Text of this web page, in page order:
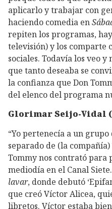
aplicarlo y trabajar con
haciendo comedia en
repiten los programas,
televisión) y los comparte
sociales. Todavía los veo
que tanto deseaba se
la confianza que Don
del elenco del programa
Glorimar Seijo-Vidal
“Yo pertenecía a un
separado de (la
Tommy nos contrató
mediodía en el Canal
lavar, donde debutó
que creó Víctor Alicea,
libretos. Víctor estaba